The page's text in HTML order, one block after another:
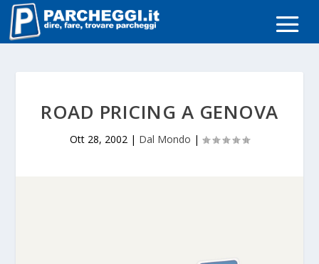
ROAD PRICING A GENOVA
Ott 28, 2002 | Dal Mondo |